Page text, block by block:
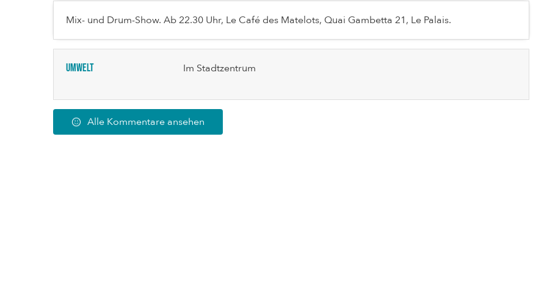
Mix- und Drum-Show. Ab 22.30 Uhr, Le Café des Matelots, Quai Gambetta 21, Le Palais.
Umwelt Im Stadtzentrum
Alle Kommentare ansehen